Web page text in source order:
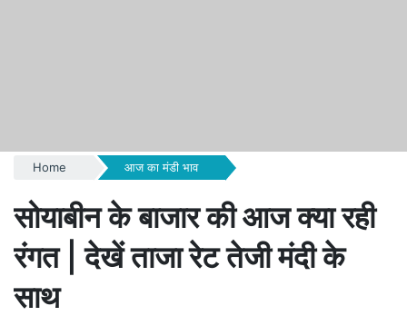
Home आज का मंडी भाव
सोयाबीन के बाजार की आज क्या रही
रंगत | देखें ताजा रेट तेजी मंदी के
साथ